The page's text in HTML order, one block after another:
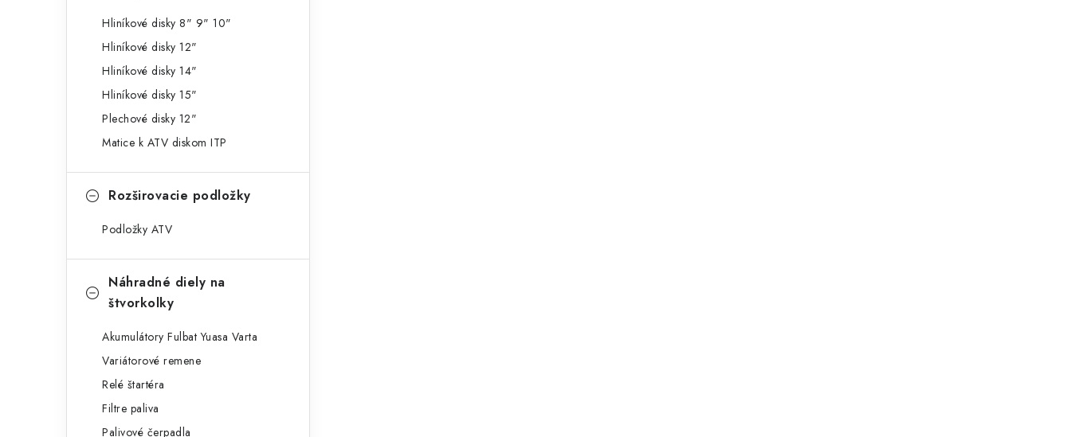
Hliníkové disky 8" 9" 10"
Hliníkové disky 12"
Hliníkové disky 14"
Hliníkové disky 15"
Plechové disky 12"
Matice k ATV diskom ITP
Rozširovacie podložky
Podložky ATV
Náhradné diely na
štvorkolky
Akumulátory Fulbat Yuasa Varta
Variátorové remene
Relé štartéra
Filtre paliva
Palivové čerpadla